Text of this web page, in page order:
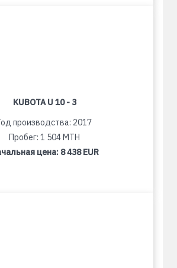
KUBOTA U 10 - 3
производства: 2017
Пробег: 1 504 MTH
цена: 8 438 EUR